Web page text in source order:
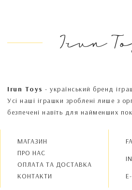
Irun
Irun Toys - український бренд
Усі наші іграшки зроблені лише з
безпечені навіть для найменших
МАГАЗИН
ПРО НАС
OПЛАТА ТА ДОСТАВКА
КОНТАКТИ